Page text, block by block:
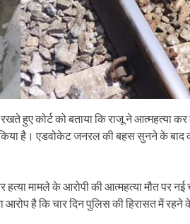
हुए कोर्ट को बताया कि राजू ने आत्महत्या कर
किया है। एडवोकेट जनरल की बहस सुनने के बाद
मामले के आरोपी की आत्महत्या मौत पर
आरोप है कि चार दिन पुलिस की हिरासत में